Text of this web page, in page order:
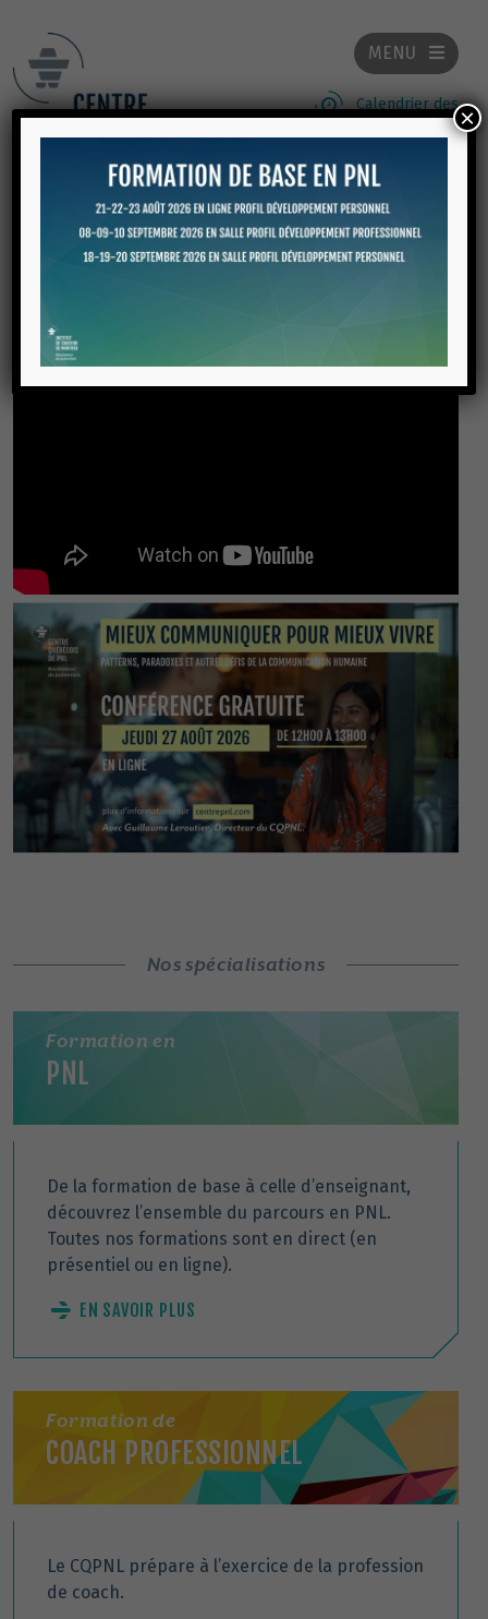
MENU
Calendrier des
formations, ateliers et
Nos spécialisations
Formation en
PNL
De la formation de base à celle d’enseignant,
découvrez l’ensemble du parcours en PNL.
Toutes nos formations sont en direct (en
présentiel ou en ligne).
EN SAVOIR PLUS
Formation de
COACH PROFESSIONNEL
Le CQPNL prépare à l’exercice de la profession
de coach.
×